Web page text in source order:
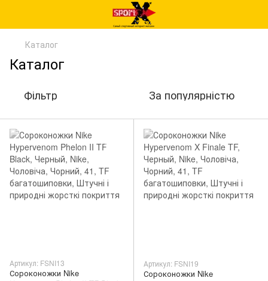
Каталог
Каталог
Фільтр За популярністю
Артикул: FSNI13
Сороконожки Nike
Артикул: FSNI19
Сороконожки Nike